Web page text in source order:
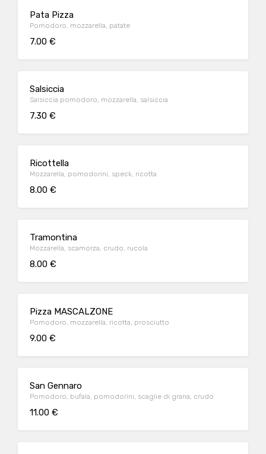
Pata Pizza
Pomodoro, mozzarella, patate
7.00 €
Salsiccia
Salsiccia pomodoro, mozzarella, salsiccia
7.30 €
Ricottella
Mozzarella, pomodorini, speck, ricotta
8.00 €
Tramontina
Mozzarella, scamorza, crudo, rucola
8.00 €
Pizza MASCALZONE
Pomodoro, mozzarella, ricotta, prosciutto
9.00 €
San Gennaro
Pomodoro, bufala, pomodorini, scaglie di grana, crudo
11.00 €